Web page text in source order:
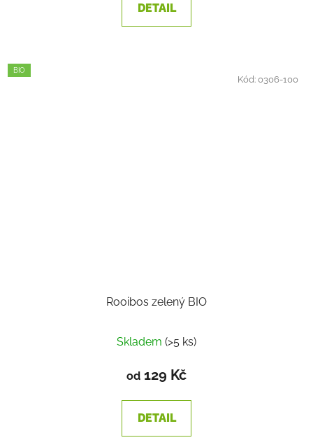
DETAIL
BIO
Rooibos zelený BIO
Skladem (>5 ks)
od 129 Kč
DETAIL
Kód:0306-100